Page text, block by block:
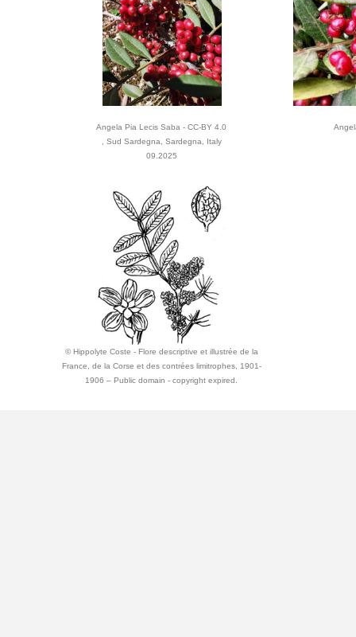
Angela Pia Lecis Saba - CC-BY 4.0
, Sud Sardegna, Sardegna, Italy
09.2025
© Hippolyte Coste - Flore descriptive et illustrée de la
France, de la Corse et des contrées limitrophes, 1901-
1906 – Public domain - copyright expired.